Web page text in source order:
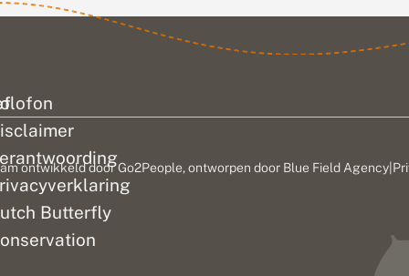
Butterfly
ontwikkeld doorGo2People, ontworpen door Blue Field Agency